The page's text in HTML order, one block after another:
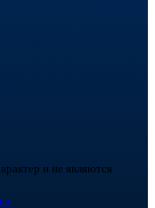
и не являются